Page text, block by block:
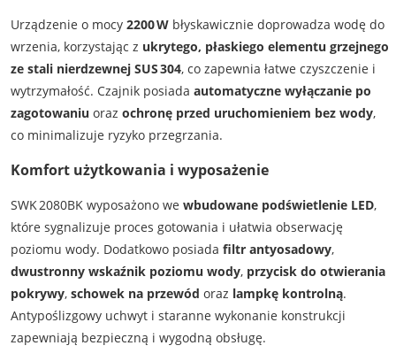
Urządzenie o mocy 2200 Wbłyskawicznie doprowadza wodę do
wrzenia, korzystając z ukrytego, płaskiego elementu grzejnego
ze stali nierdzewnej SUS 304, co zapewnia łatwe czyszczenie i
wytrzymałość. Czajnik posiada automatyczne wyłączanie po
zagotowaniu oraz ochronę przed uruchomieniem bez wody,
co minimalizuje ryzyko przegrzania.
Komfort użytkowania i wyposażenie
SWK 2080BK wyposażono we wbudowane podświetlenie LED,
które sygnalizuje proces gotowania i ułatwia obserwację
poziomu wody. Dodatkowo posiada filtr antyosadowy,
dwustronny wskaźnik poziomu wody, przycisk do otwierania
pokrywy, schowek na przewód oraz lampkę kontrolną.
Antypoślizgowy uchwyt i staranne wykonanie konstrukcji
zapewniają bezpieczną i wygodną obsługę.